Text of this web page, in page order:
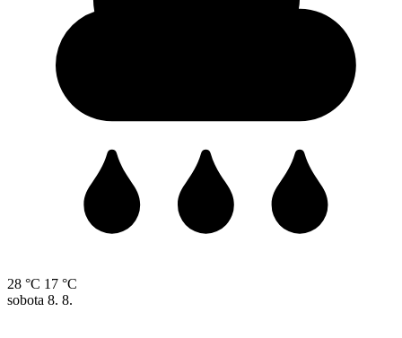
28 °C 17 °C
sobota 8. 8.